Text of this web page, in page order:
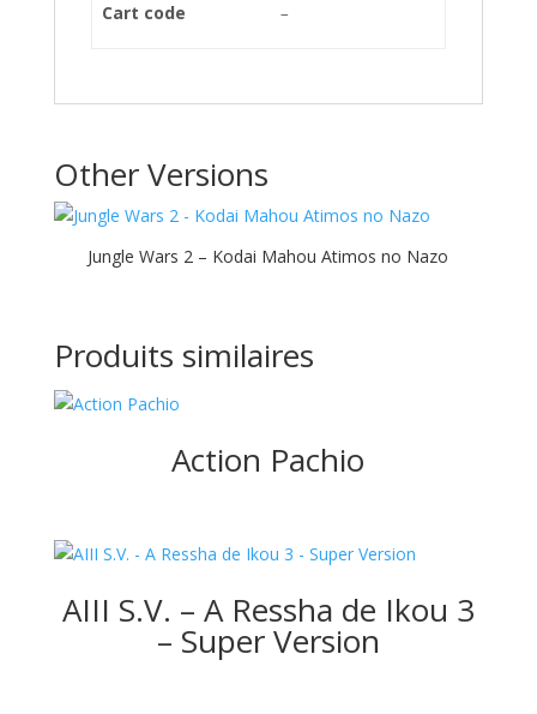
Cart code –
Other Versions
Jungle Wars 2 – Kodai Mahou Atimos no Nazo
Produits similaires
Action Pachio
AIII S.V. – A Ressha de Ikou 3
– Super Version